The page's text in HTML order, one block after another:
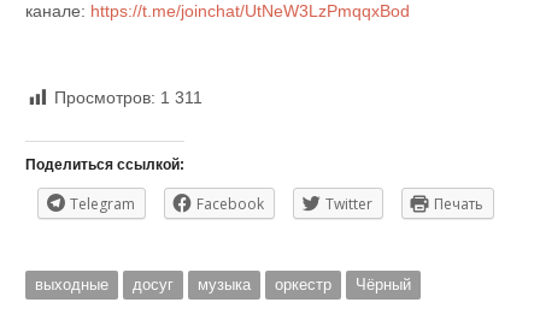
канале: https://t.me/joinchat/UtNeW3LzPmqqxBod
Просмотров: 1 311
Поделиться ссылкой:
Telegram Facebook Twitter Печать
выходные досуг музыка оркестр Чёрный